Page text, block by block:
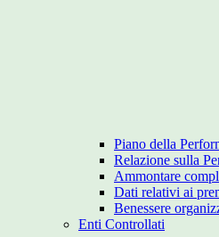
Piano della
Relazione sulla
Ammontare
Dati relativi ai
Benessere
Enti Controllati